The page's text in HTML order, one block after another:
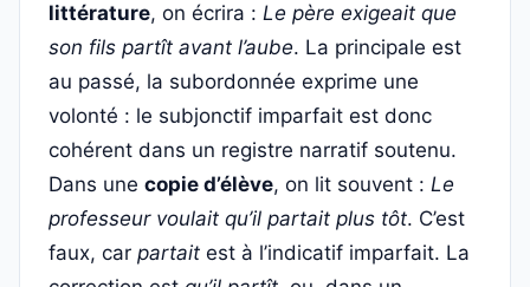
littérature, on écrira : Le père exigeait que
son fils partît avant l’aube. La principale est
au passé, la subordonnée exprime une
volonté : le subjonctif imparfait est donc
cohérent dans un registre narratif soutenu.
Dans une copie d’élève, on lit souvent : Le
professeur voulait qu’il partait plus tôt. C’est
faux, car partait est à l’indicatif imparfait. La